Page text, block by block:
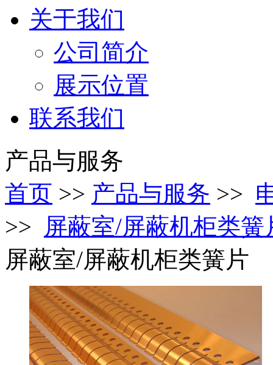
关于我们
公司简介
展示位置
联系我们
产品与服务
首页 >> 产品与服务 >>
>>
屏蔽室/屏蔽机柜类簧
屏蔽室/屏蔽机柜类簧片